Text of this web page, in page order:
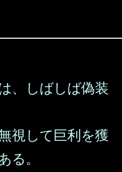
、しばしば偽装
視して巨利を獲
る。